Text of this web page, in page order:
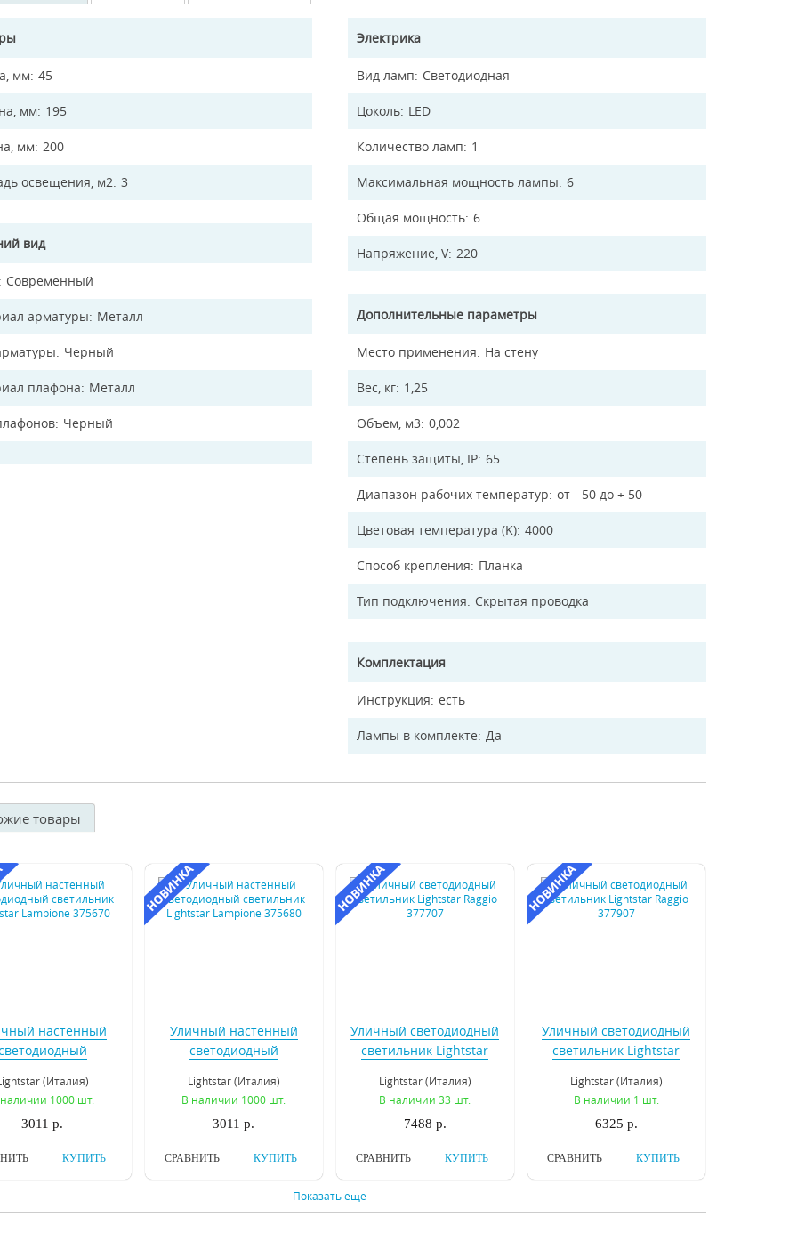
мм 45
мм 195
мм 200
освещения, м2 3
вид
Современный
арматуры Металл
Черный
плафона Металл
Черный
Электрика
Вид ламп Светодиодная
Цоколь LED
Количество ламп 1
Максимальная мощность лампы 6
Общая мощность 6
Напряжение, V 220
Дополнительные параметры
Место применения На стену
Вес, кг 1,25
Объем, м3 0,002
Степень защиты, IP 65
Диапазон рабочих температур от - 50 до + 50
Цветовая температура (K) 4000
Способ крепления Планка
Тип подключения Скрытая проводка
Комплектация
Инструкция есть
Лампы в комплекте Да
товары
настенный
375670
(Италия)
1000 шт.
3011 р.
КУПИТЬ
Уличный настенный
светодиодный
Lampione 375680
Lightstar (Италия)
В наличии 1000 шт.
3011 р.
КУПИТЬ
СРАВНИТЬ
Уличный светодиодный
светильник Lightstar
Lightstar (Италия)
В наличии 33 шт.
7488 р.
КУПИТЬ
СРАВНИТЬ
Уличный светодиодный
светильник Lightstar
Lightstar (Италия)
В наличии 1 шт.
6325 р.
КУПИТЬ
СРАВНИТЬ
Показать еще